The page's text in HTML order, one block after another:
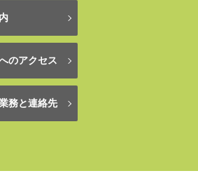
のアクセス
務と連絡先